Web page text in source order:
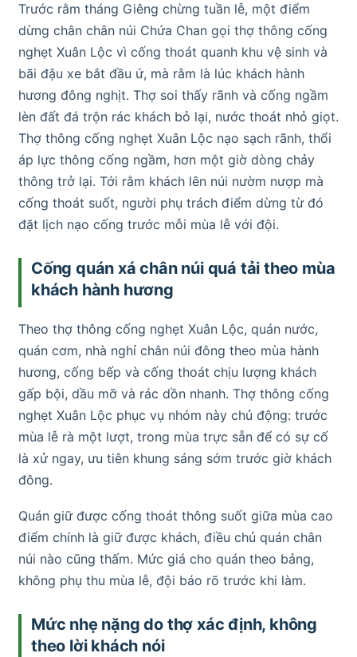
Trước rằm tháng Giêng chừng tuần lễ, một điểm
dừng chân chân núi Chứa Chan gọi thợ thông cống
nghẹt Xuân Lộc vì cống thoát quanh khu vệ sinh và
bãi đậu xe bắt đầu ứ, mà rằm là lúc khách hành
hương đông nghịt. Thợ soi thấy rãnh và cống ngầm
lèn đất đá trộn rác khách bỏ lại, nước thoát nhỏ giọt.
Thợ thông cống nghẹt Xuân Lộc nạo sạch rãnh, thổi
áp lực thông cống ngầm, hơn một giờ dòng chảy
thông trở lại. Tới rằm khách lên núi nườm nượp mà
cống thoát suốt, người phụ trách điểm dừng từ đó
đặt lịch nạo cống trước mỗi mùa lễ với đội.
Cống quán xá chân núi quá tải theo mùa
khách hành hương
Theo thợ thông cống nghẹt Xuân Lộc, quán nước,
quán cơm, nhà nghỉ chân núi đông theo mùa hành
hương, cống bếp và cống thoát chịu lượng khách
gấp bội, dầu mỡ và rác dồn nhanh. Thợ thông cống
nghẹt Xuân Lộc phục vụ nhóm này chủ động: trước
mùa lễ rà một lượt, trong mùa trực sẵn để có sự cố
là xử ngay, ưu tiên khung sáng sớm trước giờ khách
đông.
Quán giữ được cống thoát thông suốt giữa mùa cao
điểm chính là giữ được khách, điều chủ quán chân
núi nào cũng thấm. Mức giá cho quán theo bảng,
không phụ thu mùa lễ, đội báo rõ trước khi làm.
Mức nhẹ nặng do thợ xác định, không
theo lời khách nói